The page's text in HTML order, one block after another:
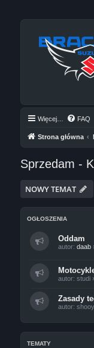
Więcej… FAQ
Strona główna
Sprzedam -
NOWY TEMAT
OGŁOSZENIA
Oddam
autor: daab
autor: studi
Zasady
autor:
TEMATY